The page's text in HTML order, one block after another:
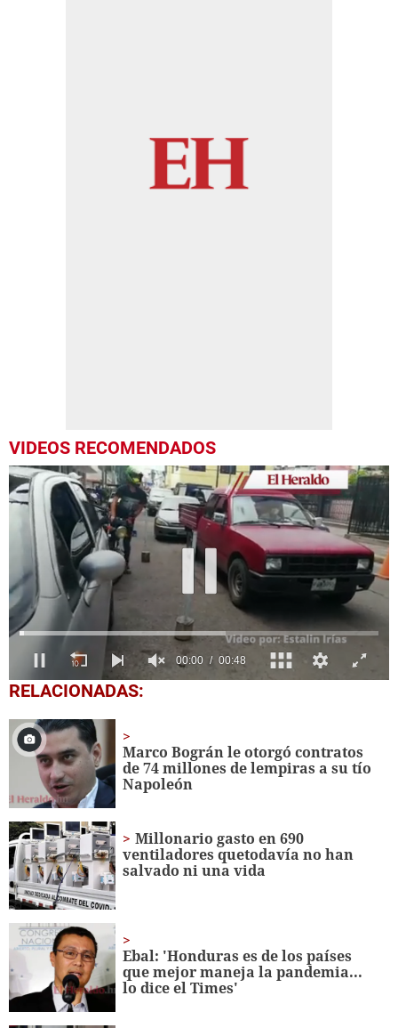
VIDEOS RECOMENDADOS
0
seconds
49
seconds
RELACIONADAS:
Marco Bográn le otorgó contratos
de 74 millones de lempiras a su tío
Napoleón
Millonario gasto en 690
ventiladores quetodavía no han
salvado ni una vida
Ebal: 'Honduras es de los países
que mejor maneja la pandemia...
lo dice el Times'